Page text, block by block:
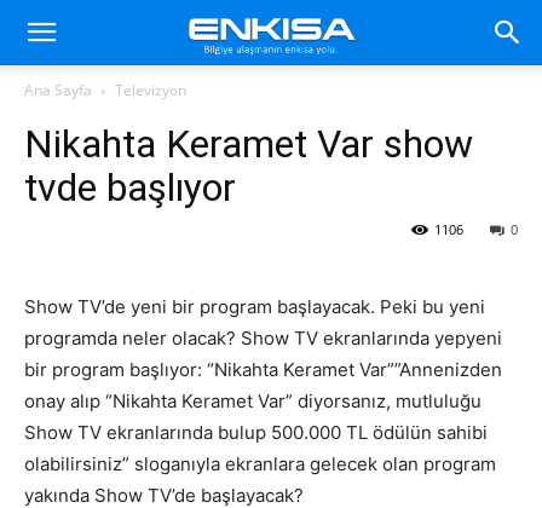
Ana Sayfa Televizyon
Nikahta Keramet Var show
tvde başlıyor
0
1106
Show TV’de yeni bir program başlayacak. Peki bu yeni
programda neler olacak? Show TV ekranlarında yepyeni
bir program başlıyor: “Nikahta Keramet Var””Annenizden
onay alıp “Nikahta Keramet Var” diyorsanız, mutluluğu
Show TV ekranlarında bulup 500.000 TL ödülün sahibi
olabilirsiniz” sloganıyla ekranlara gelecek olan program
yakında Show TV’de başlayacak?